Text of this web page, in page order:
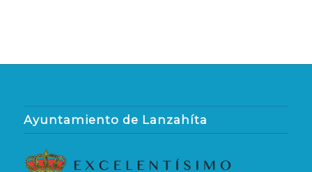
Ayuntamiento de Lanzahíta